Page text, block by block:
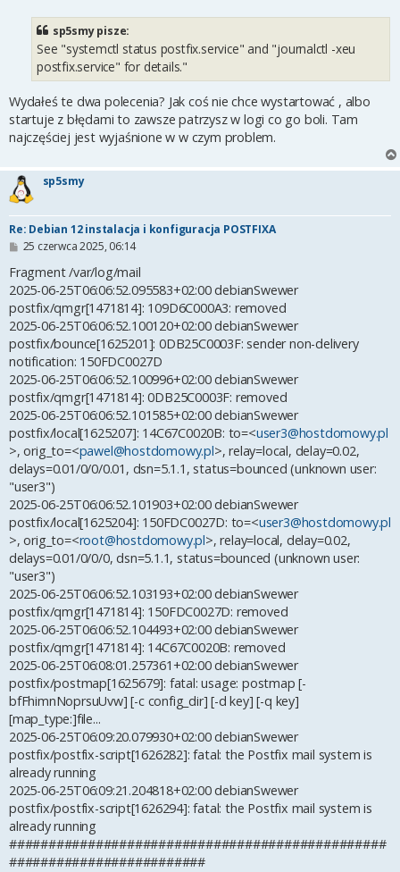
sp5smy pisze:
See "systemctl status postfix.service" and "journalctl -xeu
postfix.service" for details."
Wydałeś te dwa polecenia? Jak coś nie chce wystartować , albo
startuje z błędami to zawsze patrzysz w logi co go boli. Tam
najczęściej jest wyjaśnione w w czym problem.
sp5smy
Re: Debian 12 instalacja i konfiguracja POSTFIXA
P
s
t
25 czerwca 2025, 06:14
Fragment /var/log/mail
2025-06-25T06:06:52.095583+02:00 debianSwewer
postfix/qmgr[1471814]: 109D6C000A3: removed
2025-06-25T06:06:52.100120+02:00 debianSwewer
postfix/bounce[1625201]: 0DB25C0003F: sender non-delivery
notification: 150FDC0027D
2025-06-25T06:06:52.100996+02:00 debianSwewer
postfix/qmgr[1471814]: 0DB25C0003F: removed
2025-06-25T06:06:52.101585+02:00 debianSwewer
postfix/local[1625207]: 14C67C0020B: to=<user3@hostdomowy.pl
>, orig_to=<pawel@hostdomowy.pl>, relay=local, delay=0.02,
delays=0.01/0/0/0.01, dsn=5.1.1, status=bounced (unknown user:
"user3")
2025-06-25T06:06:52.101903+02:00 debianSwewer
postfix/local[1625204]: 150FDC0027D: to=<user3@hostdomowy.pl
>, orig_to=<root@hostdomowy.pl>, relay=local, delay=0.02,
delays=0.01/0/0/0, dsn=5.1.1, status=bounced (unknown user:
"user3")
2025-06-25T06:06:52.103193+02:00 debianSwewer
postfix/qmgr[1471814]: 150FDC0027D: removed
2025-06-25T06:06:52.104493+02:00 debianSwewer
postfix/qmgr[1471814]: 14C67C0020B: removed
2025-06-25T06:08:01.257361+02:00 debianSwewer
postfix/postmap[1625679]: fatal: usage: postmap [-
bfFhimnNoprsuUvw] [-c config_dir] [-d key] [-q key]
[map_type:]file...
2025-06-25T06:09:20.079930+02:00 debianSwewer
postfix/postfix-script[1626282]: fatal: the Postfix mail system is
already running
2025-06-25T06:09:21.204818+02:00 debianSwewer
postfix/postfix-script[1626294]: fatal: the Postfix mail system is
already running
################################################
#########################